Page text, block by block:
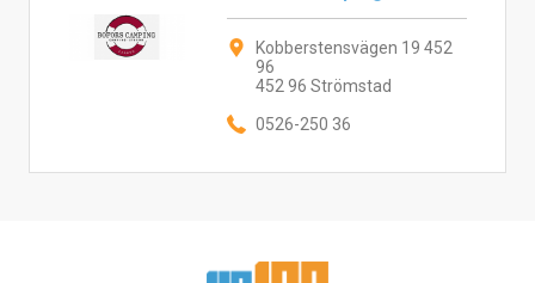
Kobberstensvägen 19 452
96
452 96 Strömstad
0526-250 36